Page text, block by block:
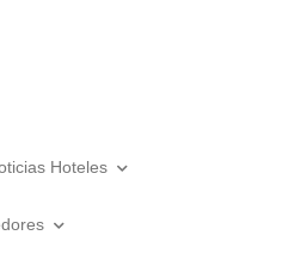
Hoteles